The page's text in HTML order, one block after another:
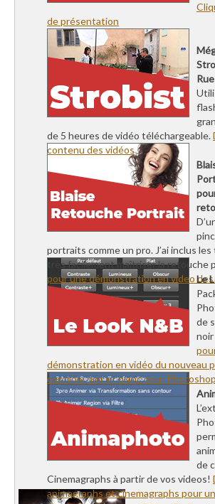
de présentation
Rue
de 5 heures de vidéo téléchargeable.
contenu des vidéos
portraits comme un pro. J’ai inclus
très facilement maîtriser la retouche
pour une démonstration en videoLe
de
démonstration en vidéo du nouveau
contrôle noir et blanc pour Photoshop
de
Cinemagraphs à partir de vos videos!
animagraphs et cinemagraphs pour